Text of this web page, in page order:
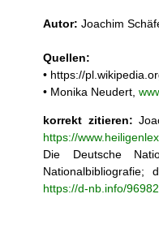
Autor: Joachim
Quellen:
• https://
• Monika Neudert,
korrekt zitieren:
https://
Die Deutsche
Nationalbibliografie;
https://d-nb.info/